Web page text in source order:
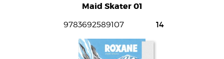
Maid Skater 01
9783692589107 14